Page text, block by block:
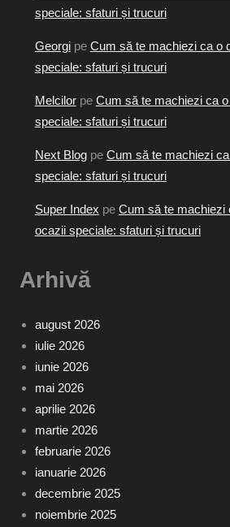
speciale: sfaturi și trucuri
Georgipe Cum să te machiezi ca o
speciale: sfaturi și trucuri
Melcilorpe Cum să te machiezi ca
speciale: sfaturi și trucuri
Next Blogpe Cum să te machiezi
speciale: sfaturi și trucuri
Super Index pe Cum să te machiezi
ocazii speciale: sfaturi și trucuri
Arhivă
august 2026
iulie 2026
iunie 2026
mai 2026
aprilie 2026
martie 2026
februarie 2026
ianuarie 2026
decembrie 2025
noiembrie 2025